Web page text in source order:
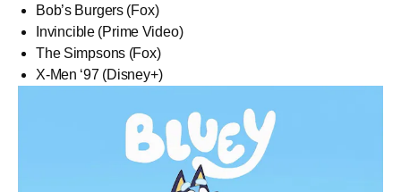
Bob’s Burgers (Fox)
Invincible (Prime Video)
The Simpsons (Fox)
X-Men ‘97 (Disney+)